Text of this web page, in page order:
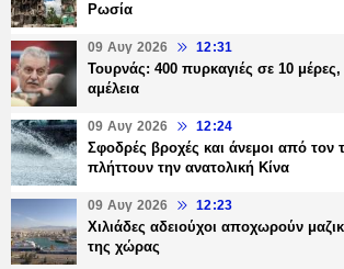
Ρωσία
09 Αυγ 2026 12:31
Τουρνάς: 400 πυρκαγιές σε 10
αμέλεια
09 Αυγ 2026 12:24
Σφοδρές βροχές και άνεμοι από
πλήττουν την ανατολική Κίνα
09 Αυγ 2026 12:23
Χιλιάδες αδειούχοι αποχωρούν
της χώρας